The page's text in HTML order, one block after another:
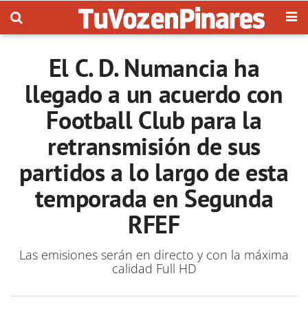
El C. D. Numancia ha
llegado a un acuerdo con
Football Club para la
retransmisión de sus
partidos a lo largo de esta
temporada en Segunda
RFEF
Las emisiones serán en directo y con la máxima
calidad Full HD